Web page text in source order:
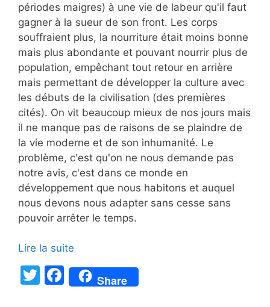
périodes maigres) à une vie de labeur qu'il faut
gagner à la sueur de son front. Les corps
souffraient plus, la nourriture était moins bonne
mais plus abondante et pouvant nourrir plus de
population, empêchant tout retour en arrière
mais permettant de développer la culture avec
les débuts de la civilisation (des premières
cités). On vit beaucoup mieux de nos jours mais
il ne manque pas de raisons de se plaindre de
la vie moderne et de son inhumanité. Le
problème, c'est qu'on ne nous demande pas
notre avis, c'est dans ce monde en
développement que nous habitons et auquel
nous devons nous adapter sans cesse sans
pouvoir arrêter le temps.
Lire la suite
T
F
a
Share